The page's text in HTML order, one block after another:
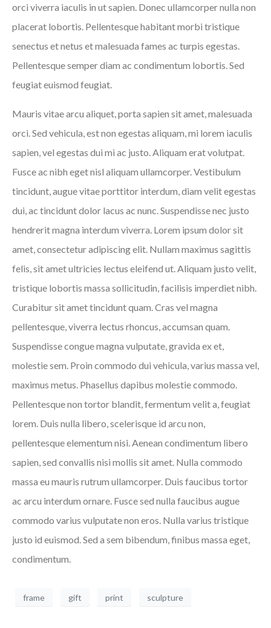
orci viverra iaculis in ut sapien. Donec ullamcorper nulla non
placerat lobortis. Pellentesque habitant morbi tristique
senectus et netus et malesuada fames ac turpis egestas.
Pellentesque semper diam ac condimentum lobortis. Sed
feugiat euismod feugiat.
Mauris vitae arcu aliquet, porta sapien sit amet, malesuada
orci. Sed vehicula, est non egestas aliquam, mi lorem iaculis
sapien, vel egestas dui mi ac justo. Aliquam erat volutpat.
Fusce ac nibh eget nisl aliquam ullamcorper. Vestibulum
tincidunt, augue vitae porttitor interdum, diam velit egestas
dui, ac tincidunt dolor lacus ac nunc. Suspendisse nec justo
hendrerit magna interdum viverra. Lorem ipsum dolor sit
amet, consectetur adipiscing elit. Nullam maximus sagittis
felis, sit amet ultricies lectus eleifend ut. Aliquam justo velit,
tristique lobortis massa sollicitudin, facilisis imperdiet nibh.
Curabitur sit amet tincidunt quam. Cras vel magna
pellentesque, viverra lectus rhoncus, accumsan quam.
Suspendisse congue magna vulputate, gravida ex et,
molestie sem. Proin commodo dui vehicula, varius massa vel,
maximus metus. Phasellus dapibus molestie commodo.
Pellentesque non tortor blandit, fermentum velit a, feugiat
lorem. Duis nulla libero, scelerisque id arcu non,
pellentesque elementum nisi. Aenean condimentum libero
sapien, sed convallis nisi mollis sit amet. Nulla commodo
massa eu mauris rutrum ullamcorper. Duis faucibus tortor
ac arcu interdum ornare. Fusce sed nulla faucibus augue
commodo varius vulputate non eros. Nulla varius tristique
justo id euismod. Sed a sem bibendum, finibus massa eget,
condimentum.
frame gift print sculpture